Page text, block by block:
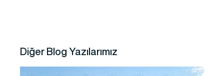
Diğer Blog Yazılarımız